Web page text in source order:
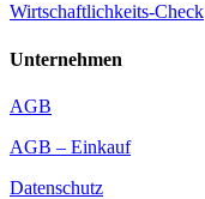
Wirtschaftlichkeits-Check
Unternehmen
AGB
AGB – Einkauf
Datenschutz